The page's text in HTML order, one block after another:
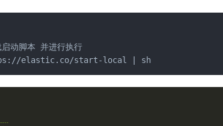
动脚本 并进行执行
elastic.co/start-local | sh